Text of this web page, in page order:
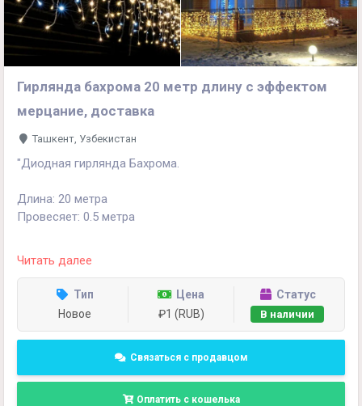
Гирлянда бахрома 20 метр длину с эффектом
мерцание, доставка
Ташкент, Узбекистан
"Диодная гирлянда Бахрома.
Длина: 20 метра
Провесяет: 0.5 метра
С эффектом мерцание.
Можно друг за другом соединять нужную вами длину .
Доставка по договоренности по всему Узбекистану."
Читать далее
Тип
Новое
Цена
₽1 (RUB)
Статус
В наличии
Связаться с продавцом
Оплатить с кошелька